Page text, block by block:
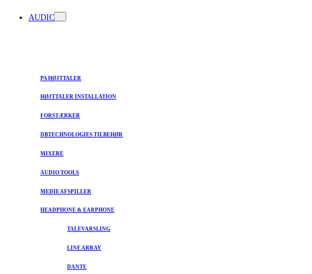
AUDIO
PA HØJTTALER
HØJTTALER INSTALLATION
FORSTÆRKER
DBTECHNOLOGIES TILBEHØR
MIXERE
AUDIO TOOLS
MEDIE AFSPILLER
HEADPHONE & EARPHONE
TALEVARSLING
LINE ARRAY
DANTE